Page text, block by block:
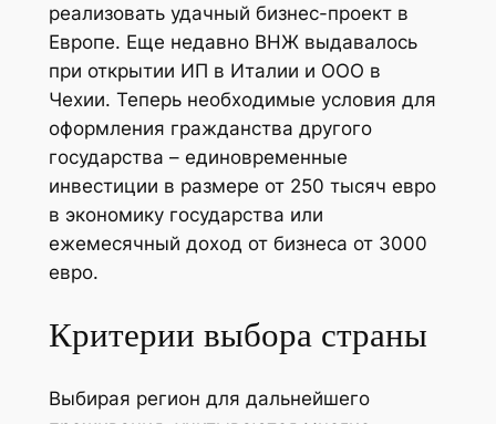
реализовать удачный бизнес-проект в
Европе. Еще недавно ВНЖ выдавалось
при открытии ИП в Италии и ООО в
Чехии. Теперь необходимые условия для
оформления гражданства другого
государства – единовременные
инвестиции в размере от 250 тысяч евро
в экономику государства или
ежемесячный доход от бизнеса от 3000
евро.
Критерии выбора страны
Выбирая регион для дальнейшего